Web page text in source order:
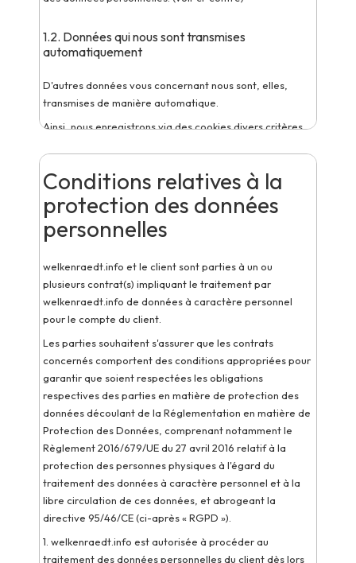
1.2. Données qui nous sont transmises
automatiquement
D'autres données vous concernant nous sont, elles,
transmises de manière automatique.
Ainsi, nous enregistrons via des cookies divers critères
envoyés par nos serveurs et placés sur le disque dur de
votre ordinateur. Ces cookies contiennent de
l'information qui ne peut être déchiffrée que par
welkenraedt.info et seulement lorsque vous visitez
manière plus agréable sur notre site. Vous êtes bien sûr
libres de refuser l'installation de ces cookies. Toutefois,
si vous désactivez des cookies (dans les réglages de
votre ordinateur), certaines images peuvent ne pas
apparaître correctement ou vous ne pourrez peut-être
pas avoir accès à certaines parties du site web. Les
cookies sont conservés sur le disque dur de votre
ordinateur durant une période de douze (12) mois au
maximum.
Nous enregistrons aussi automatiquement votre
adresse TCP/IP, la marque et la version de votre
navigateur et la dernière page web consultée.
2. Pour quelles finalités enregistrons-nous
données ?
Conditions relatives à la
protection des données
personnelles
welkenraedt.info et le client sont parties à un ou
plusieurs contrat(s) impliquant le traitement par
welkenraedt.info de données à caractère personnel
pour le compte du client.
Les parties souhaitent s'assurer que les contrats
concernés comportent des conditions appropriées pour
garantir que soient respectées les obligations
respectives des parties en matière de protection des
données découlant de la Réglementation en matière de
Protection des Données, comprenant notamment le
Règlement 2016/679/UE du 27 avril 2016 relatif à la
protection des personnes physiques à l'égard du
traitement des données à caractère personnel et à la
libre circulation de ces données, et abrogeant la
directive 95/46/CE (ci-après « RGPD »).
1. welkenraedt.info est autorisée à procéder au
traitement des données personnelles du client dès lors